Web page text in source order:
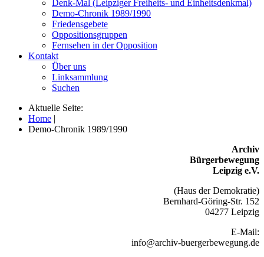
Denk-Mal (Leipziger Freiheits- und Einheitsdenkmal)
Demo-Chronik 1989/1990
Friedensgebete
Oppositionsgruppen
Fernsehen in der Opposition
Kontakt
Über uns
Linksammlung
Suchen
Aktuelle Seite:
Home |
Demo-Chronik 1989/1990
Archiv
Bürgerbewegung
Leipzig e.V.
(Haus der Demokratie)
Bernhard-Göring-Str. 152
04277 Leipzig
E-Mail:
info@archiv-buergerbewegung.de